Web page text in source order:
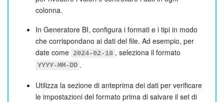
colonna.
In Generatore BI, configura i formati e i tipi in modo
che corrispondano ai dati del file. Ad esempio, per
date come 2024-02-18 , seleziona il formato
YYYY-MM-DD .
Utilizza la sezione di anteprima dei dati per verificare
le impostazioni del formato prima di salvare il set di